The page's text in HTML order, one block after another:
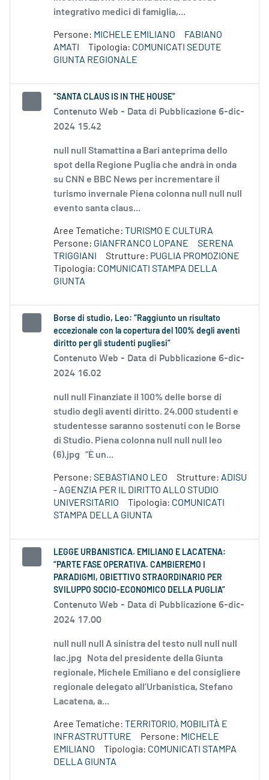
integrativo medici di famiglia,...
Persone: MICHELE EMILIANO
FABIANO
AMATI
Tipologia: COMUNICATI SEDUTE
GIUNTA REGIONALE
“SANTA CLAUS IS IN THE HOUSE”
Contenuto Web - Data di Pubblicazione 6-dic-
2024 15.42
null null Stamattina a Bari anteprima dello
spot della Regione Puglia che andrà in onda
su CNN e BBC News per incrementare il
turismo invernale Piena colonna null null null
evento santa claus...
Aree Tematiche: TURISMO E CULTURA
Persone: GIANFRANCO LOPANE
SERENA
TRIGGIANI
Strutture: PUGLIA PROMOZIONE
Tipologia: COMUNICATI STAMPA DELLA
GIUNTA
Borse di studio, Leo: “Raggiunto un risultato
eccezionale con la copertura del 100% degli aventi
diritto per gli studenti pugliesi”
Contenuto Web - Data di Pubblicazione 6-dic-
2024 16.02
null null Finanziate il 100% delle borse di
studio degli aventi diritto. 24.000 studenti e
studentesse saranno sostenuti con le Borse
di Studio. Piena colonna null null null leo
(6).jpg “È un...
Persone: SEBASTIANO LEO Strutture: ADISU
- AGENZIA PER IL DIRITTO ALLO STUDIO
UNIVERSITARIO
Tipologia: COMUNICATI
STAMPA DELLA GIUNTA
LEGGE URBANISTICA. EMILIANO E LACATENA:
“PARTE FASE OPERATIVA. CAMBIEREMO I
PARADIGMI, OBIETTIVO STRAORDINARIO PER
SVILUPPO SOCIO-ECONOMICO DELLA PUGLIA”
Contenuto Web - Data di Pubblicazione 6-dic-
2024 17.00
null null null A sinistra del testo null null null
lac.jpg Nota del presidente della Giunta
regionale, Michele Emiliano e del consigliere
regionale delegato all’Urbanistica, Stefano
Lacatena, a...
Aree Tematiche: TERRITORIO, MOBILITÀ E
INFRASTRUTTURE
Persone: MICHELE
EMILIANO
Tipologia: COMUNICATI STAMPA
DELLA GIUNTA